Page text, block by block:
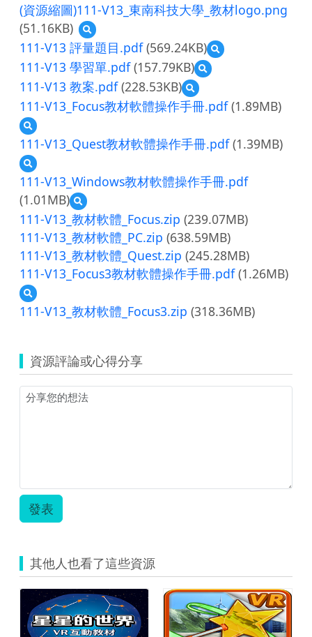
(資源縮圖)111-V13_東南科技大學_教材logo.png
(51.16KB)
預
覽
(資
源
縮
圖)111-
V13_
科
大
學
教
材
logo.png
111-V13 評量題目.pdf(569.24KB)
預
覽
評
量
目.pdf
111-V13 學習單.pdf(157.79KB)
預
覽
V13
單.pdf
111-V13 教案.pdf(228.53KB)
預
覽
111-
教
案.pdf
111-V13_Focus教材軟體操作手冊.pdf(1.89MB)
預
覽
111-
V13_Focus
教
軟
體
操
作
手
冊.pdf
111-V13_Quest教材軟體操作手冊.pdf(1.39MB)
預
覽
111-
V13_Quest
教
軟
體
操
作
手
冊.pdf
111-V13_Windows教材軟體操作手冊.pdf
(1.01MB)
預
覽
111-
V13_Windows
教
材
軟
操
作
111-V13_教材軟體_Focus.zip (239.07MB)
111-V13_教材軟體_PC.zip (638.59MB)
111-V13_教材軟體_Quest.zip (245.28MB)
111-V13_Focus3教材軟體操作手冊.pdf(1.26MB)
預
覽
111-
材
軟
體
操
111-V13_教材軟體_Focus3.zip (318.36MB)
資源評論或心得分享
發表
其他人也看了這些資源